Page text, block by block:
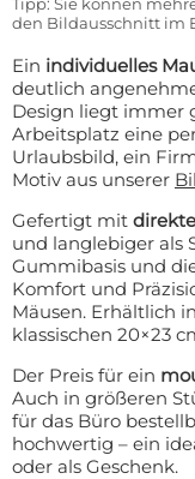
den Bildausschnitt im
Ein individuelles
deutlich
Design liegt immer
Arbeitsplatz eine
Urlaubsbild, ein
Motiv aus unserer
Gefertigt mit
und langlebiger als
Gummibasis und
Komfort und
Mäusen. Erhältlich in
klassischen 20×23
Der Preis für ein
Auch in größeren
für das Büro
hochwertig – ein
oder als Geschenk.